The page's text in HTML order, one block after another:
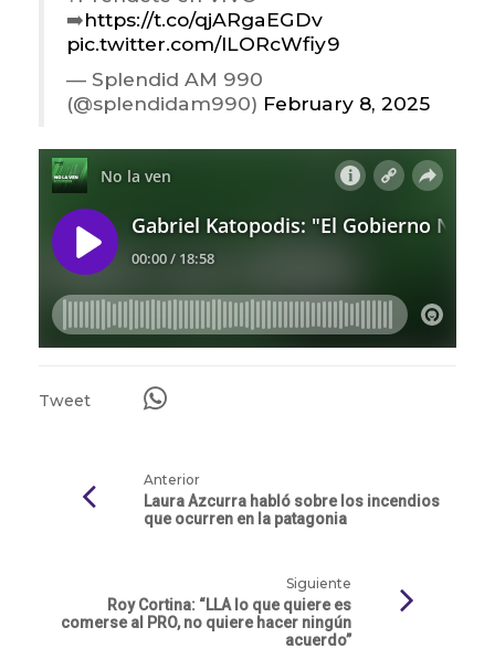
➡️https://t.co/qjARgaEGDv
pic.twitter.com/lLORcWfiy9
— Splendid AM 990
(@splendidam990) February 8, 2025
Tweet
Anterior
Laura Azcurra habló sobre los incendios
que ocurren en la patagonia
Siguiente
Roy Cortina: “LLA lo que quiere es
comerse al PRO, no quiere hacer ningún
acuerdo”